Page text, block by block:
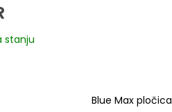
stanju
Blue Max pločica